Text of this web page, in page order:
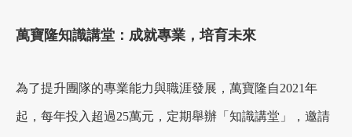
萬寶隆知識講堂：成就專業，培育未來
為了提升團隊的專業能力與職涯發展，萬寶隆自2021年
起，每年投入超過25萬元，定期舉辦「知識講堂」，邀請